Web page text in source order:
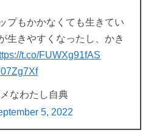
プもかかなくても生きてい
生きやすくなったし、かき
t.co/FUWXg91fAS
なわたし自典
5, 2022